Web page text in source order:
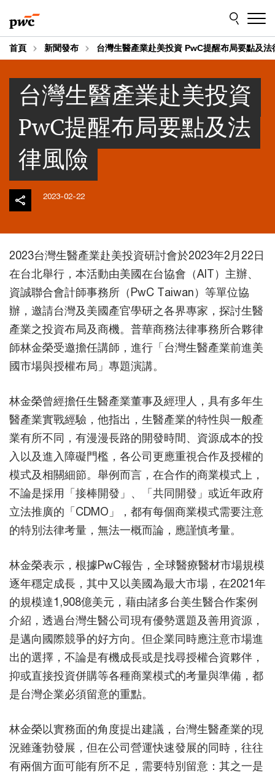
to
content
to
footer
首頁 新聞發布 台灣生醫產業赴美投資 PwC提醒布局要點及法
台灣生醫產業赴美投資
PwC提醒布局要點及法
律風險
2023-02-22
2023台灣生醫產業赴美投資研討會於2023年2月22日
在台北舉行，本活動由美國在台協會（AIT）主辦、
資誠聯合會計師事務所（PwC Taiwan）等單位協
辦，邀請台灣及美國產官學研之各界專家，探討生醫
產業之投資布局及商機。普華商務法律事務所合夥律
師林金榮受邀擔任講師，進行「台灣生醫產業前進美
國市場與授權布局」專題演講。
林金榮曾經擔任生醫產業董事及經理人，具有多年生
醫產業實戰經驗，他指出，生醫產業的特性與一般產
業有所不同，有漫漫長路的開發時間、資源成本的投
入以及進入障礙門檻，各公司更應重視合作及授權的
模式及相關細節。舉例而言，在合作的商業模式上，
不論是採用「接棒開發」、「共同開發」或近年政府
立法推廣的「CDMO」，都有每個商業模式需要注意
的特別法律考量，無法一概而論，應謹慎考量。
林金榮表示，根據PwC報告，全球醫療醫材市場規模
逐年穩定成長，其中又以美國為最大市場，在2021年
的規模達1,908億美元，藉由諸多台美生醫合作案例
介紹，透過台灣生醫公司現有優勢選題及善用資源，
是邁向國際競爭的好方向。但企業同時應注意市場進
出的選擇，不論是有機成長或是找尋授權合資夥伴，
抑或直接投資併購等各種商業模式的考量與準備，都
是台灣企業必須留意的重點。
林金榮以實務面的角度提出建議，台灣生醫產業的現
況雖蓬勃發展，但在公司營運快速發展的同時，往往
有兩個方面可能有所不足，需要特別留意：其之一是